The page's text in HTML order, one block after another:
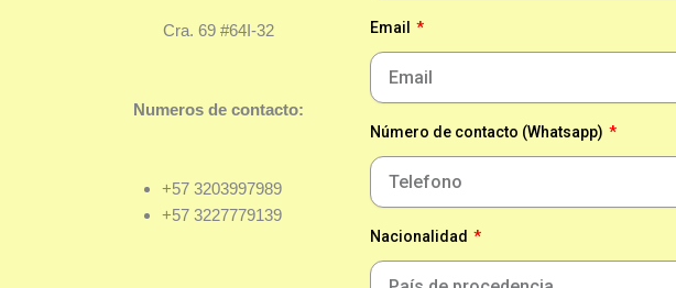
Cra. 69 #64I-32
Numeros de contacto:
+57 3203997989
+57 3227779139
Email
Número de contacto (Whatsapp)
Nacionalidad